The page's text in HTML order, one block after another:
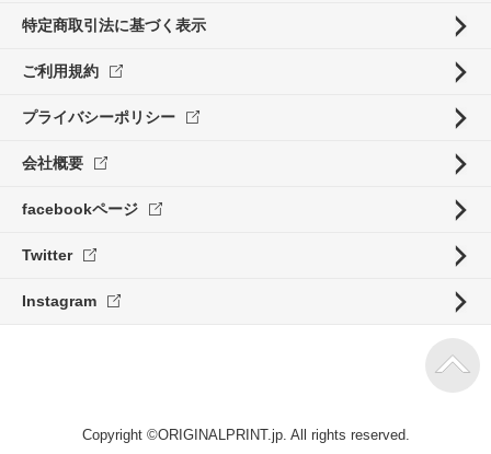
特定商取引法に基づく表示
ご利用規約
プライバシーポリシー
会社概要
facebookページ
Twitter
Instagram
Copyright ©ORIGINALPRINT.jp. All rights reserved.